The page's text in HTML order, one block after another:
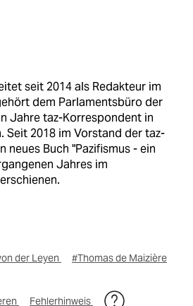
seit 2014 als Redakteur im
dem Parlamentsbüro der
Jahre taz-Korrespondent in
Seit 2018 im Vorstand der taz-
neues Buch "Pazifismus - ein
Jahres im
der Leyen #Thomas de Maizière
Fehlerhinweis